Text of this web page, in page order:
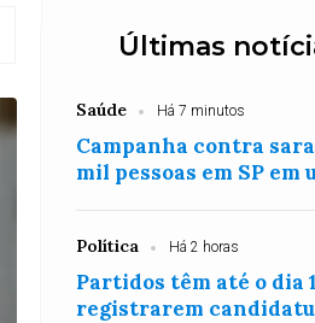
Últimas
Saúde Há 7 minutos
Campanha contra
mil pessoas em SP em
Política Há 2 horas
Partidos têm até o dia
registrarem